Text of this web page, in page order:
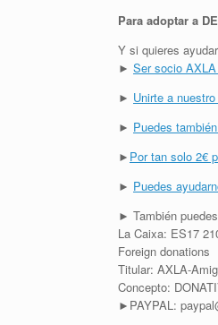
Para adoptar a
Y si quieres
► Ser socio
► Unirte a
► Puedes
► Por tan solo 2€
► Puedes
► También
La Caixa: ES17
Foreign
Titular: AXLA-
Concepto:
►PAYPAL: